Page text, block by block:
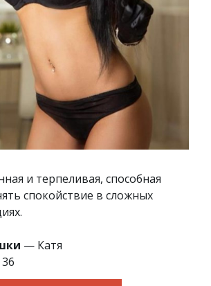
и терпеливая, способная
спокойствие в сложных
— Катя